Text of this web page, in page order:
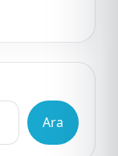
Ara